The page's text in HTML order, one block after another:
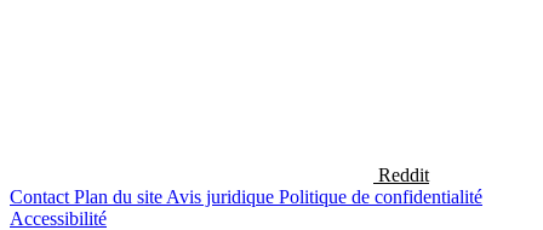
Reddit
Contact Plan du site Avis juridique Politique de confidentialité
Accessibilité